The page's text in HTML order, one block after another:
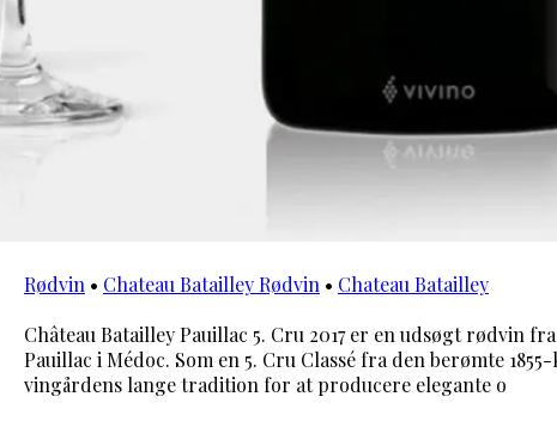
Rødvin • Chateau Batailley Rødvin • Chateau Batailley
Château Batailley Pauillac 5. Cru 2017 er en udsøgt rødvin
Pauillac i Médoc. Som en 5. Cru Classé fra den berømte
vingårdens lange tradition for at producere elegante o